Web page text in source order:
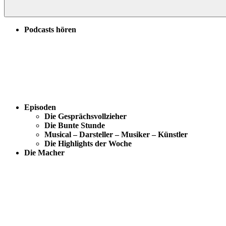
Podcasts hören
Episoden
Die Gesprächsvollzieher
Die Bunte Stunde
Musical – Darsteller – Musiker – Künstler
Die Highlights der Woche
Die Macher